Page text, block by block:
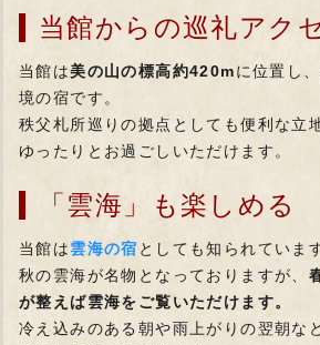
当館からの巡礼アク
当館は美の山の標高約420mに位置し
境の宿です。
秩父札所巡りの拠点としても便利な立
ゆったりとお過ごしいただけます。
「雲海」も楽しめる
当館は雲海の宿 としても知られていま
秋の雲海が名物となっておりますが、
が整えば雲海をご覧いただけます。
冷え込みのある朝や雨上がりの翌朝な